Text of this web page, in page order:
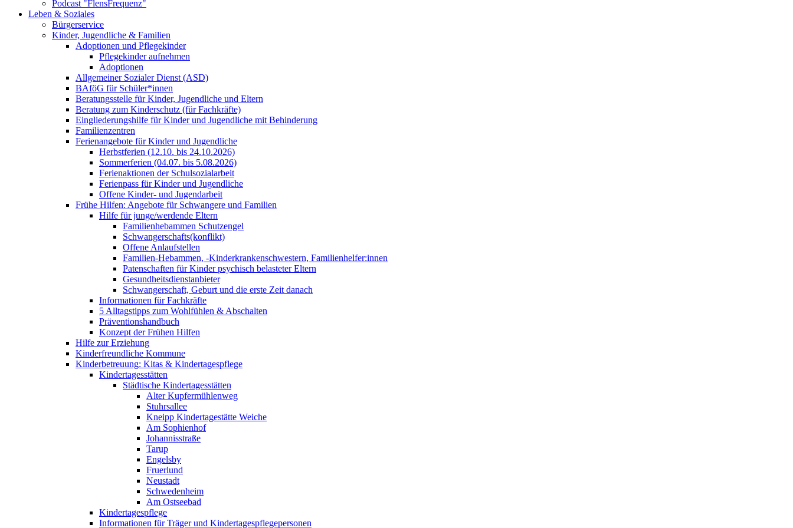
Podcast "FlensFrequenz"
Leben & Soziales
Bürgerservice
Kinder, Jugendliche & Familien
Adoptionen und Pflegekinder
Pflegekinder aufnehmen
Adoptionen
Allgemeiner Sozialer Dienst (ASD)
BAföG für Schüler*innen
Beratungsstelle für Kinder, Jugendliche und Eltern
Beratung zum Kinderschutz (für Fachkräfte)
Eingliederungshilfe für Kinder und Jugendliche mit Behinderung
Familienzentren
Ferienangebote für Kinder und Jugendliche
Herbstferien (12.10. bis 24.10.2026)
Sommerferien (04.07. bis 5.08.2026)
Ferienaktionen der Schulsozialarbeit
Ferienpass für Kinder und Jugendliche
Offene Kinder- und Jugendarbeit
Frühe Hilfen: Angebote für Schwangere und Familien
Hilfe für junge/werdende Eltern
Familienhebammen Schutzengel
Schwangerschafts(konflikt)
Offene Anlaufstellen
Familien-Hebammen, -Kinderkrankenschwestern, Familienhelfer:innen
Patenschaften für Kinder psychisch belasteter Eltern
Gesundheitsdienstanbieter
Schwangerschaft, Geburt und die erste Zeit danach
Informationen für Fachkräfte
5 Alltagstipps zum Wohlfühlen & Abschalten
Präventionshandbuch
Konzept der Frühen Hilfen
Hilfe zur Erziehung
Kinderfreundliche Kommune
Kinderbetreuung: Kitas & Kindertagespflege
Kindertagesstätten
Städtische Kindertagesstätten
Alter Kupfermühlenweg
Stuhrsallee
Kneipp Kindertagestätte Weiche
Am Sophienhof
Johannisstraße
Tarup
Engelsby
Fruerlund
Neustadt
Schwedenheim
Am Ostseebad
Kindertagespflege
Informationen für Träger und Kindertagespflegepersonen